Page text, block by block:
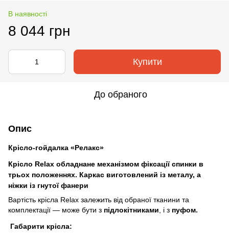
В наявності
8 044 грн
Купити
До обраного
Опис
Крісло-гойдалка «Релакс»
Крісло Relax обладнане механізмом фіксації спинки в
трьох положеннях. Каркас виготовлений із металу, а
ніжки із гнутої фанери
Вартість крісла Relax залежить від обраної тканини та
комплектації ― може бути з підлокітниками і з пуфом.
Габарити крісла: